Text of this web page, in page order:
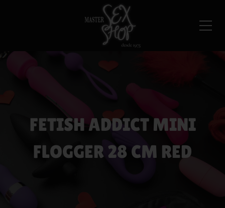
FETISH ADDICT MINI
FLOGGER 28 CM RED